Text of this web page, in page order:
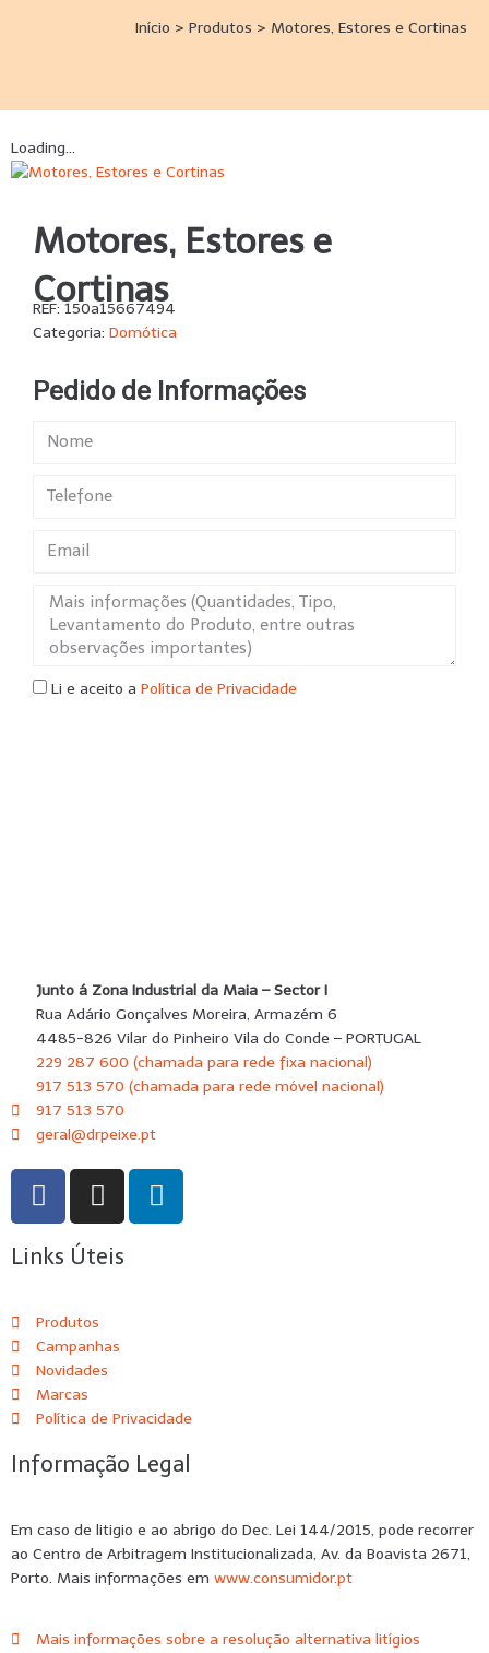
Início > Produtos > Motores, Estores e Cortinas
Loading...
Motores, Estores e
Cortinas
REF: 150a15667494
Categoria: Domótica
Pedido de Informações
Li e aceito a Política de Privacidade
Junto á Zona Industrial da Maia – Sector I
Rua Adário Gonçalves Moreira, Armazém 6
4485-826 Vilar do Pinheiro Vila do Conde – PORTUGAL
229 287 600 (chamada para rede fixa nacional)
917 513 570 (chamada para rede móvel nacional)
917 513 570
geral@drpeixe.pt
Links Úteis
Produtos
Campanhas
Novidades
Marcas
Política de Privacidade
Informação Legal
Em caso de litigio e ao abrigo do Dec. Lei 144/2015, pode recorrer
ao Centro de Arbitragem Institucionalizada, Av. da Boavista 2671,
Porto. Mais informações em www.consumidor.pt
Mais informações sobre a resolução alternativa litígios